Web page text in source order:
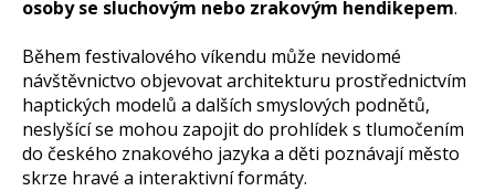
osoby se sluchovým nebo zrakovým hendikepem.
Během festivalového víkendu může nevidomé
návštěvnictvo objevovat architekturu prostřednictvím
haptických modelů a dalších smyslových podnětů,
neslyšící se mohou zapojit do prohlídek s tlumočením
do českého znakového jazyka a děti poznávají město
skrze hravé a interaktivní formáty.